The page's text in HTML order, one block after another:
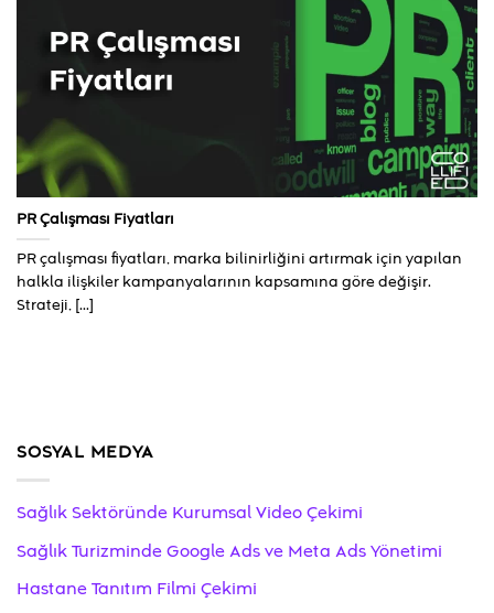
PR Çalışması Fiyatları
PR çalışması fiyatları, marka bilinirliğini artırmak için yapılan
halkla ilişkiler kampanyalarının kapsamına göre değişir.
Strateji, [...]
SOSYAL MEDYA
Sağlık Sektöründe Kurumsal Video Çekimi
Sağlık Turizminde Google Ads ve Meta Ads Yönetimi
Hastane Tanıtım Filmi Çekimi